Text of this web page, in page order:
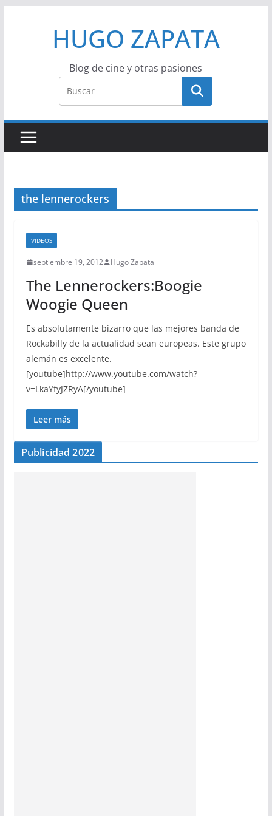
HUGO ZAPATA
Blog de cine y otras pasiones
the lennerockers
VIDEOS
septiembre 19, 2012 Hugo Zapata
The Lennerockers:Boogie
Woogie Queen
Es absolutamente bizarro que las mejores banda de
Rockabilly de la actualidad sean europeas. Este grupo
alemán es excelente.
[youtube]http://www.youtube.com/watch?
v=LkaYfyJZRyA[/youtube]
Leer más
Publicidad 2022